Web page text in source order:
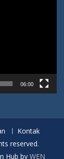
06:00
Kontak
reserved.
Hub by WEN